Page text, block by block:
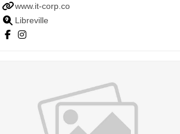
www.it-corp.co
Libreville